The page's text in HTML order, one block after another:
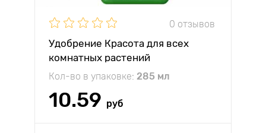
0 отзывов
Удобрение Красота для всех
комнатных растений
Кол-во в упаковке: 285 мл
10.59 руб